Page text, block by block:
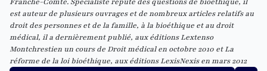
est auteur de plusieurs ouvrages et de nombreux articles relatifs au
droit des personnes et de la famille, à la bioéthique et au droit
médical, il a dernièrement publié, aux éditions Lextenso
Montchrestien un cours deDroit médicalen octobre 2010 etLa
réforme de la loi bioéthique, aux éditions LexisNexis en mars 2012